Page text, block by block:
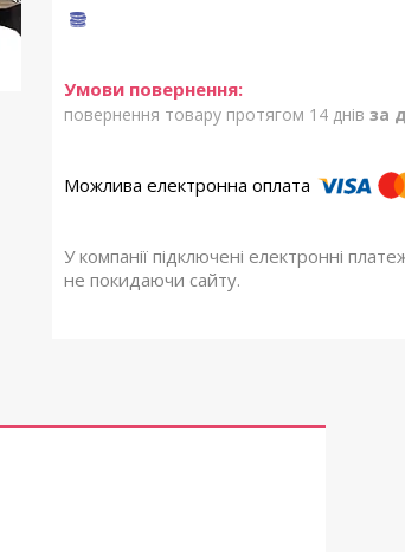
повернення товару протягом 14 днів за
У компанії підключені електронні
не покидаючи сайту.